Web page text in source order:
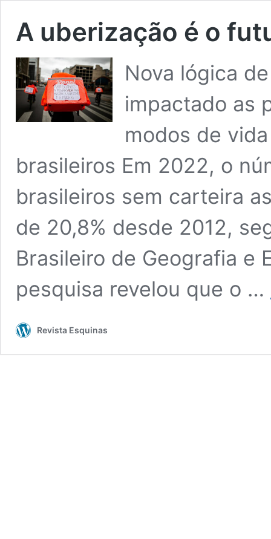
A uberização é o
Nova lógica
impactado as
modos de
brasileiros Em 2022, o
brasileiros sem carteira
de 20,8% desde 2012,
Brasileiro de Geografia e
pesquisa revelou que o …
Revista Esquinas